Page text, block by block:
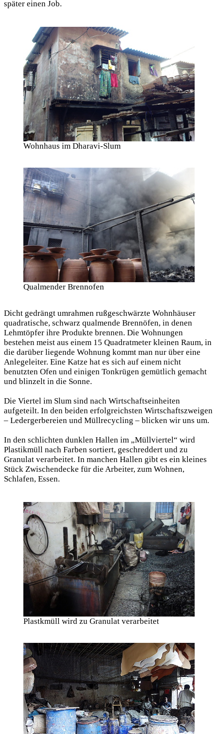
später einen Job.
Wohnhaus im Dharavi-Slum
Qualmender Brennofen
Dicht gedrängt umrahmen rußgeschwärzte Wohnhäuser
quadratische, schwarz qualmende Brennöfen, in denen
Lehmtöpfer ihre Produkte brennen. Die Wohnungen
bestehen meist aus einem 15 Quadratmeter kleinen Raum, in
die darüber liegende Wohnung kommt man nur über eine
Anlegeleiter. Eine Katze hat es sich auf einem nicht
benutzten Ofen und einigen Tonkrügen gemütlich gemacht
und blinzelt in die Sonne.
Die Viertel im Slum sind nach Wirtschaftseinheiten
aufgeteilt. In den beiden erfolgreichsten Wirtschaftszweigen
– Ledergerbereien und Müllrecycling – blicken wir uns um.
In den schlichten dunklen Hallen im „Müllviertel“ wird
Plastikmüll nach Farben sortiert, geschreddert und zu
Granulat verarbeitet. In manchen Hallen gibt es ein kleines
Stück Zwischendecke für die Arbeiter, zum Wohnen,
Schlafen, Essen.
Plastkmüll wird zu Granulat verarbeitet